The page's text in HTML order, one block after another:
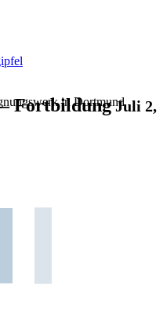
in Dortmund
FortbildungJuli 2,